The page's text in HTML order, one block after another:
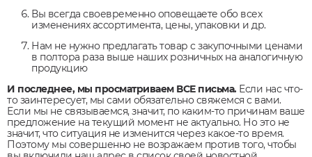
Вы всегда своевременно оповещаете обо всех
изменениях ассортимента, цены, упаковки и др.
Нам не нужно предлагать товар с закупочными ценами
в полтора раза выше наших розничных на аналогичную
продукцию
И последнее, мы просматриваем ВСЕ письма.Если нас что-
то заинтересует, мы сами обязательно свяжемся с вами.
Если мы не связываемся, значит, по каким-то причинам ваше
предложение на текущий момент не актуально. Но это не
значит, что ситуация не изменится через какое-то время.
Поэтому мы совершенно не возражаем против того, чтобы